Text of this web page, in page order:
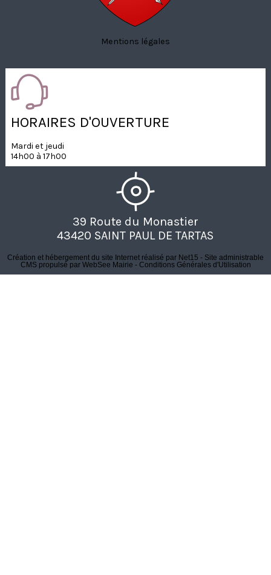
Mentions légales
HORAIRES D'OUVERTURE
Mardi et jeudi
14h00 à 17h00
39 Route du Monastier
43420 SAINT PAUL DE TARTAS
Création et hébergement du site Internet réalisé par Net15 - Site administrable
CMS propulsé par WebSee Mairie - Conditions Générales d'Utilisation